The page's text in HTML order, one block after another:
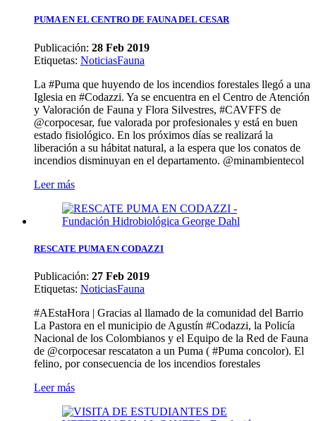
PUMA EN EL CENTRO DE FAUNA DEL CESAR
Publicación: 28 Feb 2019
Etiquetas: NoticiasFauna
La #Puma que huyendo de los incendios forestales llegó a una
Iglesia en #Codazzi. Ya se encuentra en el Centro de Atención
y Valoración de Fauna y Flora Silvestres, #CAVFFS de
@corpocesar, fue valorada por profesionales y está en buen
estado fisiológico. En los próximos días se realizará la
liberación a su hábitat natural, a la espera que los conatos de
incendios disminuyan en el departamento. @minambientecol
Leer más
RESCATE PUMA EN CODAZZI
Publicación: 27 Feb 2019
Etiquetas: NoticiasFauna
#AEstaHora | Gracias al llamado de la comunidad del Barrio
La Pastora en el municipio de Agustín #Codazzi, la Policía
Nacional de los Colombianos y el Equipo de la Red de Fauna
de @corpocesar rescataton a un Puma ( #Puma concolor). El
felino, por consecuencia de los incendios forestales
Leer más